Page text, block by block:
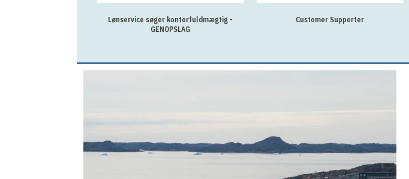
Lønservice søger kontorfuldmægtig -
GENOPSLAG
Customer Supporter